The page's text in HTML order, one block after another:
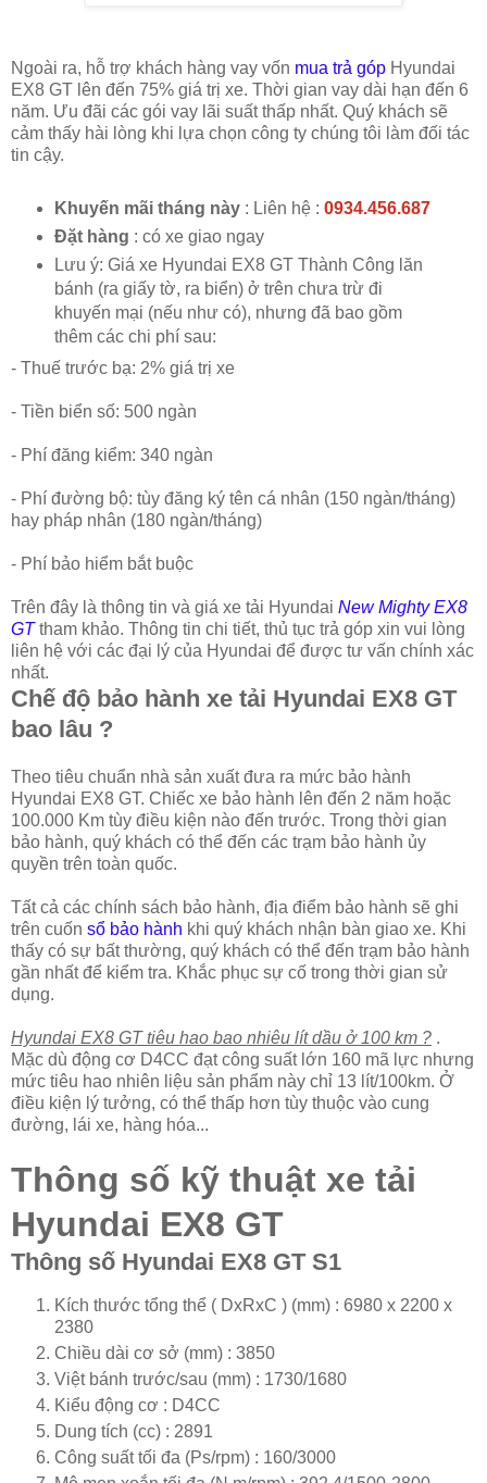
Ngoài ra, hỗ trợ khách hàng vay vốn mua trả góp Hyundai
EX8 GT lên đến 75% giá trị xe. Thời gian vay dài hạn đến 6
năm. Ưu đãi các gói vay lãi suất thấp nhất. Quý khách sẽ
cảm thấy hài lòng khi lựa chọn công ty chúng tôi làm đối tác
tin cậy.
Khuyến mãi tháng này: Liên hệ : 0934.456.687
Đặt hàng : có xe giao ngay
Lưu ý: Giá xe Hyundai EX8 GT Thành Công lăn
bánh (ra giấy tờ, ra biển) ở trên chưa trừ đi
khuyến mại (nếu như có), nhưng đã bao gồm
thêm các chi phí sau:
- Thuế trước bạ: 2% giá trị xe
- Tiền biển số: 500 ngàn
- Phí đăng kiểm: 340 ngàn
- Phí đường bộ: tùy đăng ký tên cá nhân (150 ngàn/tháng)
hay pháp nhân (180 ngàn/tháng)
- Phí bảo hiểm bắt buộc
Trên đây là thông tin và giá xe tải Hyundai New Mighty EX8
GTtham khảo. Thông tin chi tiết, thủ tục trả góp xin vui lòng
liên hệ với các đại lý của Hyundai để được tư vấn chính xác
nhất.
Chế độ bảo hành xe tải Hyundai EX8 GT
bao lâu ?
Theo tiêu chuẩn nhà sản xuất đưa ra mức bảo hành
Hyundai EX8 GT. Chiếc xe bảo hành lên đến 2 năm hoặc
100.000 Km tùy điều kiện nào đến trước. Trong thời gian
bảo hành, quý khách có thể đến các trạm bảo hành ủy
quyền trên toàn quốc.
Tất cả các chính sách bảo hành, địa điểm bảo hành sẽ ghi
trên cuốn sổ bảo hành khi quý khách nhận bàn giao xe. Khi
thấy có sự bất thường, quý khách có thể đến trạm bảo hành
gần nhất để kiểm tra. Khắc phục sự cố trong thời gian sử
dụng.
Hyundai EX8 GT tiêu hao bao nhiêu lít dầu ở 100 km ? .
Mặc dù động cơ D4CC đạt công suất lớn 160 mã lực nhưng
mức tiêu hao nhiên liệu sản phẩm này chỉ 13 lít/100km. Ở
điều kiện lý tưởng, có thể thấp hơn tùy thuộc vào cung
đường, lái xe, hàng hóa...
Thông số kỹ thuật xe tải
Hyundai EX8 GT
Thông số Hyundai EX8 GT S1
Kích thước tổng thể ( DxRxC ) (mm) : 6980 x 2200 x
2380
Chiều dài cơ sở (mm) : 3850
Việt bánh trước/sau (mm) : 1730/1680
Kiểu động cơ : D4CC
Dung tích (cc) : 2891
Công suất tối đa (Ps/rpm) : 160/3000